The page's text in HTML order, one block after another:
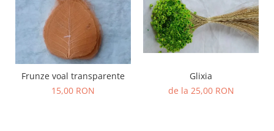
Frunze voal transparente
15,00 RON
Glixia
de la 25,00 RON